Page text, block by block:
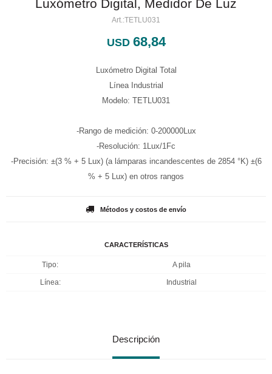
Luxómetro Digital, Medidor De Luz
TETLU031
USD 68,84
Luxómetro Digital Total
Línea Industrial
Modelo: TETLU031
-Rango de medición: 0-200000Lux
-Resolución: 1Lux/1Fc
-Precisión: ±(3 % + 5 Lux) (a lámparas incandescentes de 2854 °K) ±(6
% + 5 Lux) en otros rangos
Métodos y costos de envío
CARACTERÍSTICAS
Tipo A pila
Línea Industrial
Descripción